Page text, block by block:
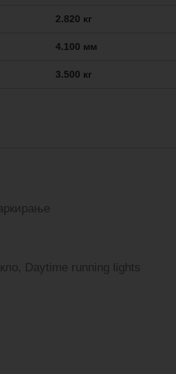
2.820 кг
4.100 мм
3.500 кг
Daytime running lights